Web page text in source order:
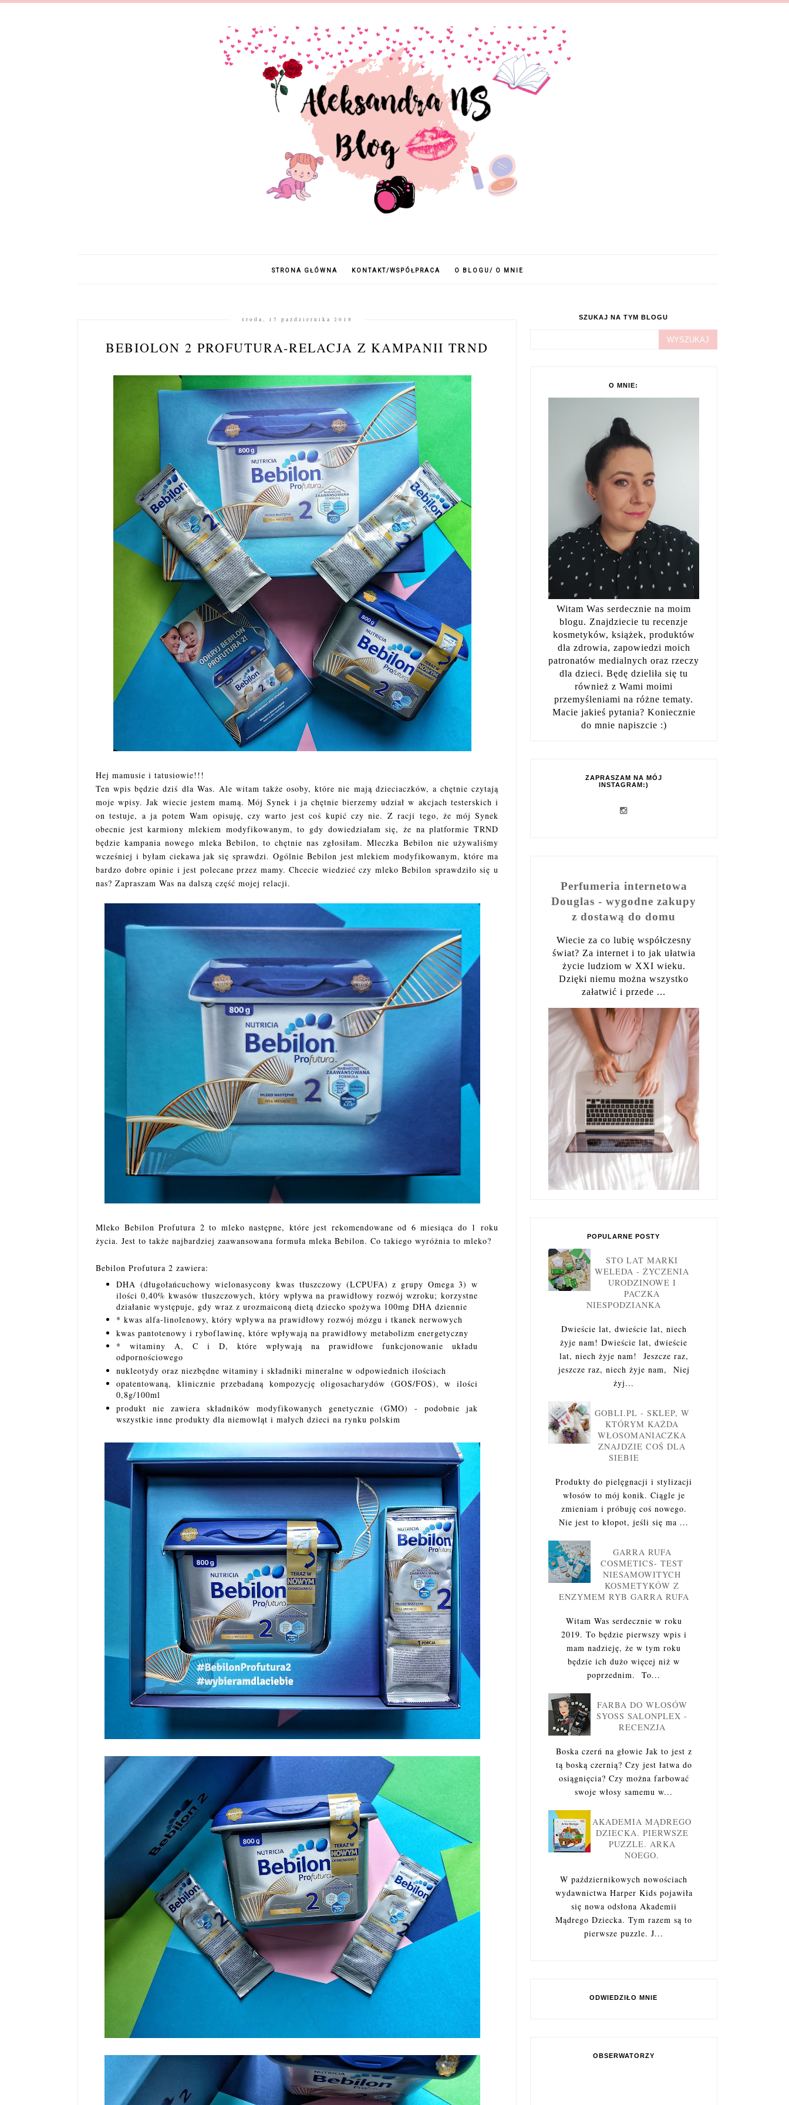
STRONA GŁÓWNA KONTAKT/WSPÓŁPRACA O BLOGU/ O MNIE
środa, 17 października 2018
BEBIOLON 2 PROFUTURA-RELACJA Z KAMPANII TRND
Hej mamusie i tatusiowie!!!
Ten wpis będzie dziś dla Was. Ale witam także osoby, które nie mają dzieciaczków, a chętnie czytają
moje wpisy. Jak wiecie jestem mamą. Mój Synek i ja chętnie bierzemy udział w akcjach testerskich i
on testuje, a ja potem Wam opisuję, czy warto jest coś kupić czy nie. Z racji tego, że mój Synek
obecnie jest karmiony mlekiem modyfikowanym, to gdy dowiedziałam się, że na platformie TRND
będzie kampania nowego mleka Bebilon, to chętnie nas zgłosiłam. Mleczka Bebilon nie używaliśmy
wcześniej i byłam ciekawa jak się sprawdzi. Ogólnie Bebilon jest mlekiem modyfikowanym, które ma
bardzo dobre opinie i jest polecane przez mamy. Chcecie wiedzieć czy mleko Bebilon sprawdziło się u
nas? Zapraszam Was na dalszą część mojej relacji.
Mleko Bebilon Profutura 2 to mleko następne, które jest rekomendowane od 6 miesiąca do 1 roku
życia. Jest to także najbardziej zaawansowana formuła mleka Bebilon. Co takiego wyróżnia to mleko?
Bebilon Profutura 2 zawiera:​
DHA (długołańcuchowy wielonasycony kwas tłuszczowy (LCPUFA) z grupy Omega 3) w
ilości 0,40% kwasów tłuszczowych, który wpływa na prawidłowy rozwój wzroku; korzystne
działanie występuje, gdy wraz z urozmaiconą dietą dziecko spożywa 100mg DHA dziennie
* kwas alfa-linolenowy, który wpływa na prawidłowy rozwój mózgu i tkanek nerwowych
kwas pantotenowy i ryboflawinę, które wpływają na prawidłowy metabolizm energetyczny
* witaminy A, C i D, które wpływają na prawidłowe funkcjonowanie układu
odpornościowego
nukleotydy oraz niezbędne witaminy i składniki mineralne w odpowiednich ilościach
opatentowaną, klinicznie przebadaną kompozycję oligosacharydów (GOS/FOS), w ilości
0,8g/100ml
produkt nie zawiera składników modyfikowanych genetycznie (GMO) - podobnie jak
wszystkie inne produkty dla niemowląt i małych dzieci na rynku polskim
SZUKAJ NA TYM BLOGU
O MNIE:
Witam Was serdecznie na moim
blogu. Znajdziecie tu recenzje
kosmetyków, książek, produktów
dla zdrowia, zapowiedzi moich
patronatów medialnych oraz rzeczy
dla dzieci. Będę dzieliła się tu
również z Wami moimi
przemyśleniami na różne tematy.
Macie jakieś pytania? Koniecznie
do mnie napiszcie :)
ZAPRASZAM NA MÓJ
INSTAGRAM:)
Perfumeria internetowa
Douglas - wygodne zakupy
z dostawą do domu
Wiecie za co lubię współczesny
świat? Za internet i to jak ułatwia
życie ludziom w XXI wieku.
Dzięki niemu można wszystko
załatwić i przede ...
POPULARNE POSTY
STO LAT MARKI
WELEDA - ŻYCZENIA
URODZINOWE I
PACZKA
NIESPODZIANKA
Dwieście lat, dwieście lat, niech
żyje nam! Dwieście lat, dwieście
lat, niech żyje nam! Jeszcze raz,
jeszcze raz, niech żyje nam, Niej
żyj...
GOBLI.PL - SKLEP, W
KTÓRYM KAŻDA
WŁOSOMANIACZKA
ZNAJDZIE COŚ DLA
SIEBIE
Produkty do pielęgnacji i stylizacji
włosów to mój konik. Ciągle je
zmieniam i próbuję coś nowego.
Nie jest to kłopot, jeśli się ma ...
GARRA RUFA
COSMETICS- TEST
NIESAMOWITYCH
KOSMETYKÓW Z
ENZYMEM RYB GARRA RUFA
Witam Was serdecznie w roku
2019. To będzie pierwszy wpis i
mam nadzieję, że w tym roku
będzie ich dużo więcej niż w
poprzednim. To...
FARBA DO WŁOSÓW
SYOSS SALONPLEX -
RECENZJA
Boska czerń na głowie Jak to jest z
tą boską czernią? Czy jest łatwa do
osiągnięcia? Czy można farbować
swoje włosy samemu w...
AKADEMIA MĄDREGO
DZIECKA. PIERWSZE
PUZZLE. ARKA
NOEGO.
W październikowych nowościach
wydawnictwa Harper Kids pojawiła
się nowa odsłona Akademii
Mądrego Dziecka. Tym razem są to
pierwsze puzzle. J...
ODWIEDZIŁO MNIE
OBSERWATORZY